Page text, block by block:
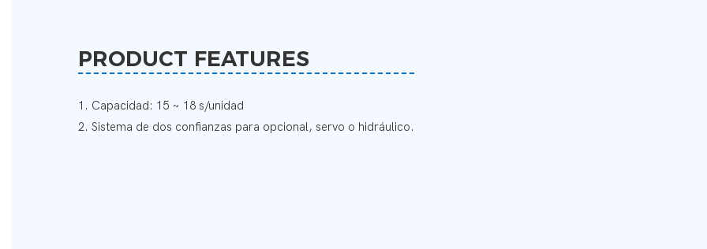
PRODUCT FEATURES
1. Capacidad: 15 ~ 18 s/unidad
2. Sistema de dos confianzas para opcional, servo o hidráulico.